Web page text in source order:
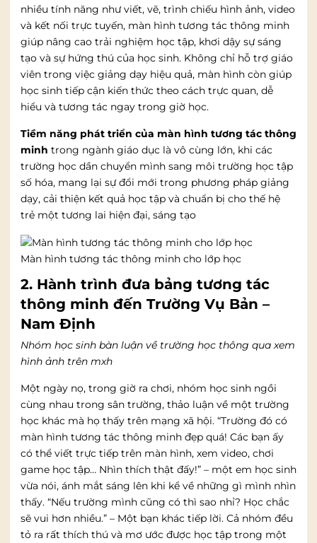
nhiều tính năng như viết, vẽ, trình chiếu hình ảnh, video
và kết nối trực tuyến, màn hình tương tác thông minh
giúp nâng cao trải nghiệm học tập, khơi dậy sự sáng
tạo và sự hứng thú của học sinh. Không chỉ hỗ trợ giáo
viên trong việc giảng dạy hiệu quả, màn hình còn giúp
học sinh tiếp cận kiến thức theo cách trực quan, dễ
hiểu và tương tác ngay trong giờ học.
Tiềm năng phát triển của màn hình tương tác thông
minh trong ngành giáo dục là vô cùng lớn, khi các
trường học dần chuyển mình sang môi trường học tập
số hóa, mang lại sự đổi mới trong phương pháp giảng
dạy, cải thiện kết quả học tập và chuẩn bị cho thế hệ
trẻ một tương lai hiện đại, sáng tạo
Màn hình tương tác thông minh cho lớp học
2. Hành trình đưa bảng tương tác
thông minh đến Trường Vụ Bản –
Nam Định
Nhóm học sinh bàn luận về trường học thông qua xem
hình ảnh trên mxh
Một ngày nọ, trong giờ ra chơi, nhóm học sinh ngồi
cùng nhau trong sân trường, thảo luận về một trường
học khác mà họ thấy trên mạng xã hội. “Trường đó có
màn hình tương tác thông minh đẹp quá! Các bạn ấy
có thể viết trực tiếp trên màn hình, xem video, chơi
game học tập… Nhìn thích thật đấy!” – một em học sinh
vừa nói, ánh mắt sáng lên khi kể về những gì mình nhìn
thấy. “Nếu trường mình cũng có thì sao nhỉ? Học chắc
sẽ vui hơn nhiều.” – Một bạn khác tiếp lời. Cả nhóm đều
tỏ ra rất thích thú và mơ ước được học tập trong một